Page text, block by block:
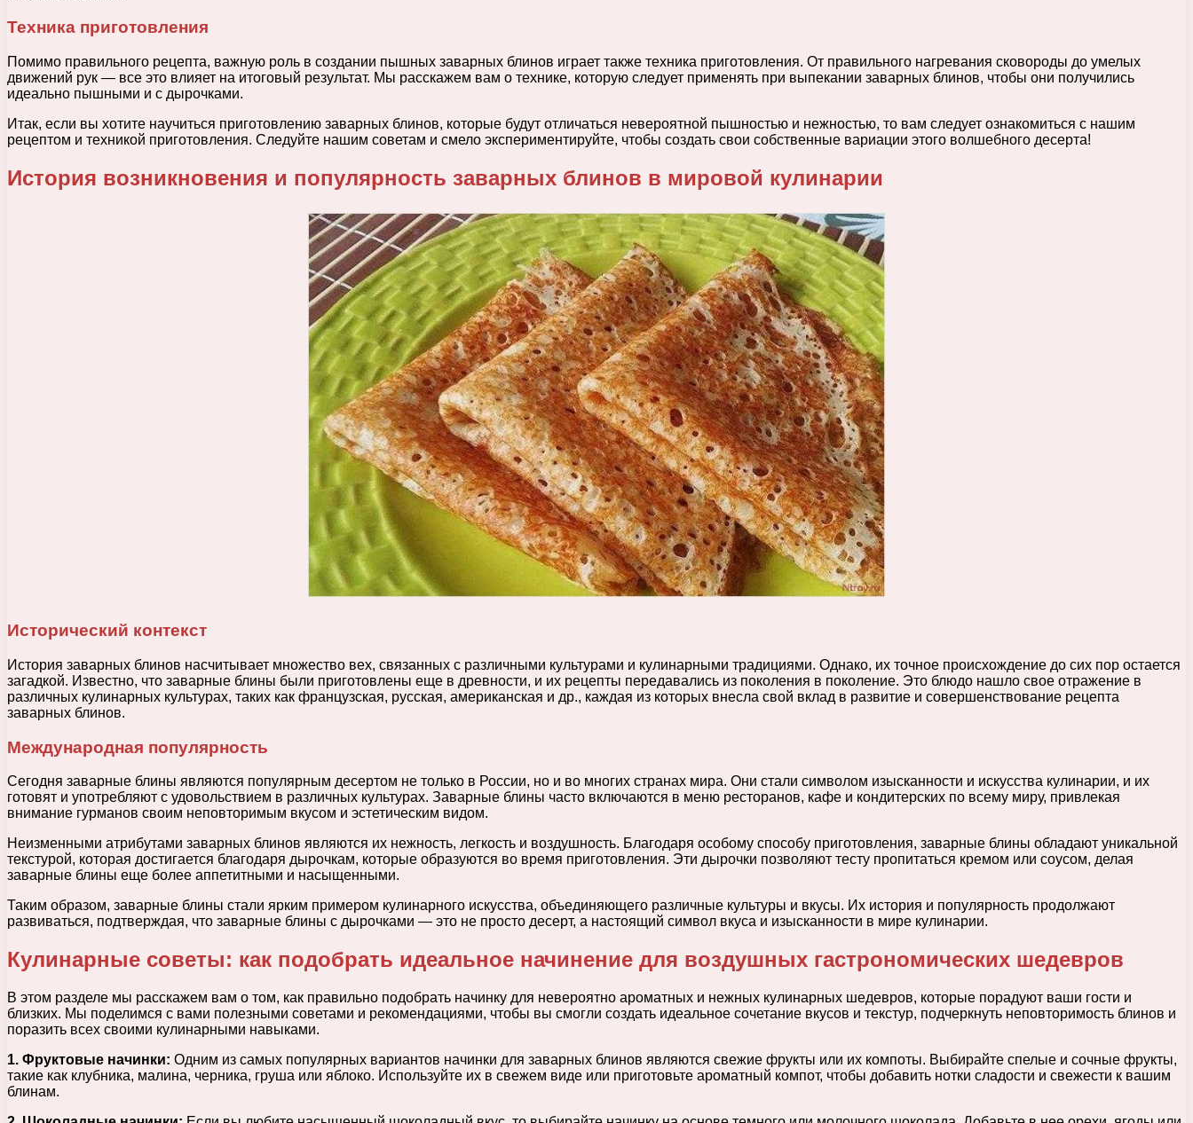
Техника приготовления
Помимо правильного рецепта, важную роль в создании пышных заварных блинов играет также техника приготовления. От правильного нагревания сковороды до умелых
движений рук — все это влияет на итоговый результат. Мы расскажем вам о технике, которую следует применять при выпекании заварных блинов, чтобы они получились
идеально пышными и с дырочками.
Итак, если вы хотите научиться приготовлению заварных блинов, которые будут отличаться невероятной пышностью и нежностью, то вам следует ознакомиться с нашим
рецептом и техникой приготовления. Следуйте нашим советам и смело экспериментируйте, чтобы создать свои собственные вариации этого волшебного десерта!
История возникновения и популярность заварных блинов в мировой кулинарии
Исторический контекст
История заварных блинов насчитывает множество вех, связанных с различными культурами и кулинарными традициями. Однако, их точное происхождение до сих пор остается
загадкой. Известно, что заварные блины были приготовлены еще в древности, и их рецепты передавались из поколения в поколение. Это блюдо нашло свое отражение в
различных кулинарных культурах, таких как французская, русская, американская и др., каждая из которых внесла свой вклад в развитие и совершенствование рецепта
заварных блинов.
Международная популярность
Сегодня заварные блины являются популярным десертом не только в России, но и во многих странах мира. Они стали символом изысканности и искусства кулинарии, и их
готовят и употребляют с удовольствием в различных культурах. Заварные блины часто включаются в меню ресторанов, кафе и кондитерских по всему миру, привлекая
внимание гурманов своим неповторимым вкусом и эстетическим видом.
Неизменными атрибутами заварных блинов являются их нежность, легкость и воздушность. Благодаря особому способу приготовления, заварные блины обладают уникальной
текстурой, которая достигается благодаря дырочкам, которые образуются во время приготовления. Эти дырочки позволяют тесту пропитаться кремом или соусом, делая
заварные блины еще более аппетитными и насыщенными.
Таким образом, заварные блины стали ярким примером кулинарного искусства, объединяющего различные культуры и вкусы. Их история и популярность продолжают
развиваться, подтверждая, что заварные блины с дырочками — это не просто десерт, а настоящий символ вкуса и изысканности в мире кулинарии.
Кулинарные советы: как подобрать идеальное начинение для воздушных гастрономических шедевров
В этом разделе мы расскажем вам о том, как правильно подобрать начинку для невероятно ароматных и нежных кулинарных шедевров, которые порадуют ваши гости и
близких. Мы поделимся с вами полезными советами и рекомендациями, чтобы вы смогли создать идеальное сочетание вкусов и текстур, подчеркнуть неповторимость блинов и
поразить всех своими кулинарными навыками.
1. Фруктовые начинки: Одним из самых популярных вариантов начинки для заварных блинов являются свежие фрукты или их компоты. Выбирайте спелые и сочные фрукты,
такие как клубника, малина, черника, груша или яблоко. Используйте их в свежем виде или приготовьте ароматный компот, чтобы добавить нотки сладости и свежести к вашим
блинам.